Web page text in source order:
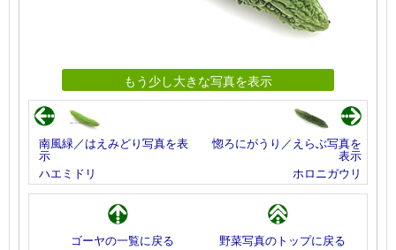
もう少し大きな写真を表示
南風緑／はえみどり写真を表
示
ハエミドリ
惚ろにがうり／えらぶ写真を
表示
ホロニガウリ
ゴーヤの一覧に戻る 野菜写真のトップに戻る